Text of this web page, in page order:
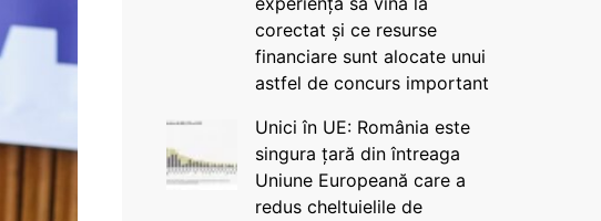
corectat și ce resurse
financiare sunt alocate unui
astfel de concurs important
Unici în UE: România este
singura țară din întreaga
Uniune Europeană care a
redus cheltuielile de